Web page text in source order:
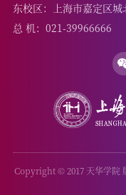
东校区：上海市嘉定区
总 机：021-39966666
Copyright © 2017 天华学院